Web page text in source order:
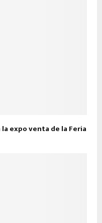
expo venta de la Feria